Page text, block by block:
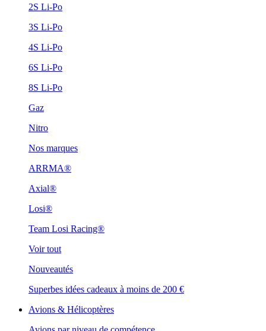
2S Li-Po
3S Li-Po
4S Li-Po
6S Li-Po
8S Li-Po
Gaz
Nitro
Nos marques
ARRMA®
Axial®
Losi®
Team Losi Racing®
Voir tout
Nouveautés
Superbes idées cadeaux à moins de 200 €
Avions & Hélicoptères